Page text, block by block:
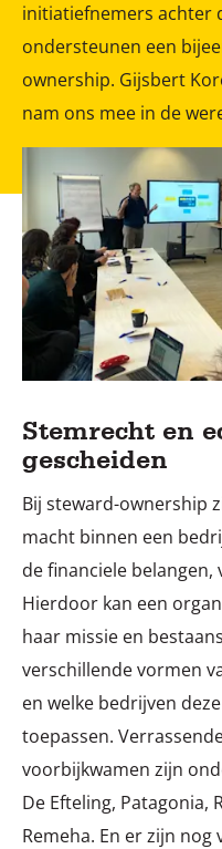
initiatiefnemers achter
ondersteunen een
ownership. Gijsbert
nam ons mee in de
Stemrecht en
gescheiden
Bij steward-ownership
macht binnen een
de financiele belangen,
Hierdoor kan een
haar missie en
verschillende vormen
en welke bedrijven
toepassen.
voorbijkwamen zijn
De Efteling, Patagonia,
Remeha. En er zijn nog